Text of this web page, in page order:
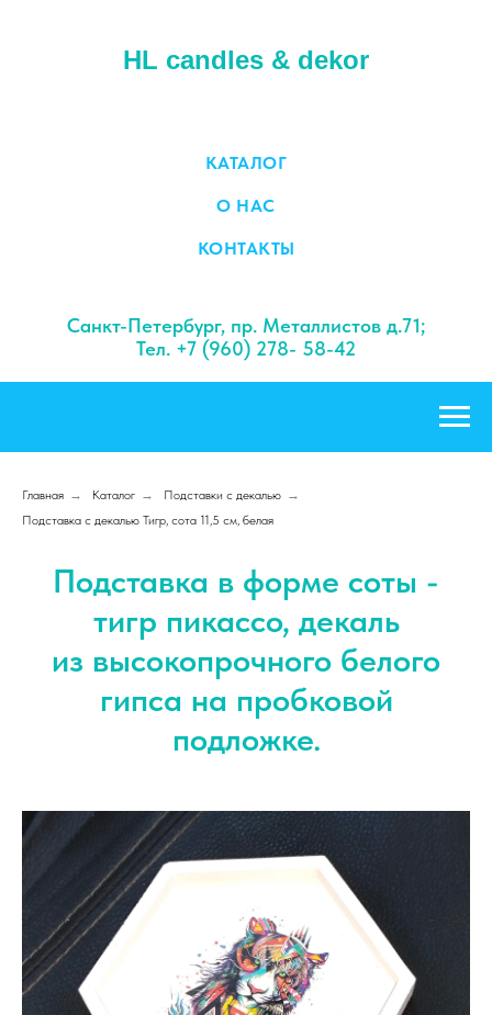
HL candles & dekor
КАТАЛОГ
О НАС
КОНТАКТЫ
Санкт-Петербург, пр. Металлистов д.71;
Тел. +7 (960) 278- 58-42
Главная → Каталог → Подставки с декалью →
Подставка с декалью Тигр, сота 11,5 см, белая
Подставка в форме соты -
тигр пикассо, декаль
из высокопрочного белого
гипса на пробковой
подложке.